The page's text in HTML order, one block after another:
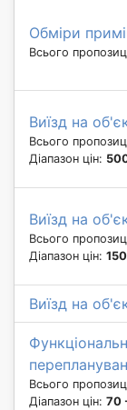
Обміри
Всього
Виїзд на
Всього
Діапазон цін:
Виїзд на
Всього
Діапазон цін:
Виїзд на
Всього
Діапазон цін: 70